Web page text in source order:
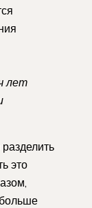
лет
это